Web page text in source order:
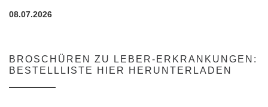
08.07.2026
BROSCHÜREN ZU LEBER-ERKRANKUNGEN:
BESTELLLISTE HIER HERUNTERLADEN